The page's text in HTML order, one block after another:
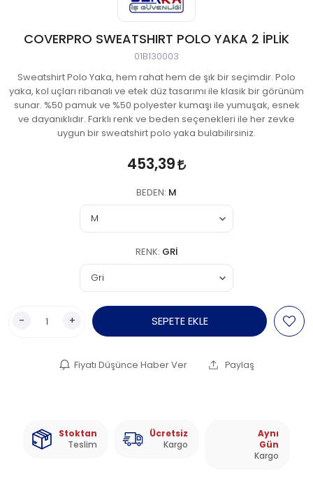
COVERPRO SWEATSHIRT POLO YAKA 2 İPLİK
01B130003
Sweatshirt Polo Yaka, hem rahat hem de şık bir seçimdir. Polo
yaka, kol uçları ribanalı ve etek düz tasarımı ile klasik bir görünüm
sunar. %50 pamuk ve %50 polyester kumaşı ile yumuşak, esnek
ve dayanıklıdır. Farklı renk ve beden seçenekleri ile her zevke
uygun bir sweatshirt polo yaka bulabilirsiniz.
453,39
BEDEN: M
RENK: GRI
- + SEPETE EKLE
Fiyatı Düşünce Haber Ver Paylaş
Stoktan
Teslim
Ücretsiz
Kargo
Aynı
Gün
Kargo